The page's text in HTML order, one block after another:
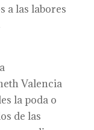
a las labores
Valencia
la poda o
de las